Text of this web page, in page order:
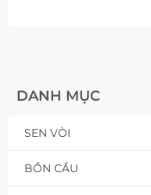
DANH MỤC
SEN VÒI
BỒN CẦU